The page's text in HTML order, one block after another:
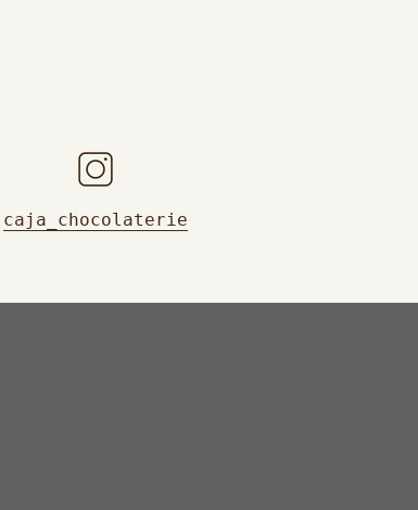
caja_chocolaterie